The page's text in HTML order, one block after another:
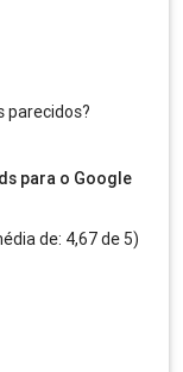
parecidos?
para o Google
de: 4,67de 5)